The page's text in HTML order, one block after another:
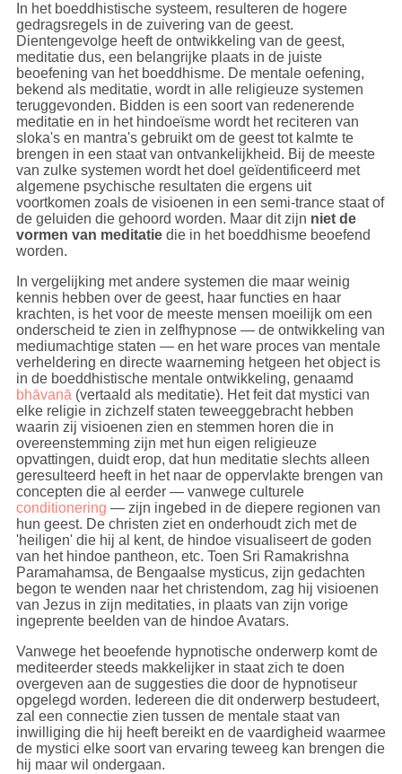
In het boeddhistische systeem, resulteren de hogere
gedragsregels in de zuivering van de geest.
Dientengevolge heeft de ontwikkeling van de geest,
meditatie dus, een belangrijke plaats in de juiste
beoefening van het boeddhisme. De mentale oefening,
bekend als meditatie, wordt in alle religieuze systemen
teruggevonden. Bidden is een soort van redenerende
meditatie en in het hindoeïsme wordt het reciteren van
sloka's en mantra's gebruikt om de geest tot kalmte te
brengen in een staat van ontvankelijkheid. Bij de meeste
van zulke systemen wordt het doel geïdentificeerd met
algemene psychische resultaten die ergens uit
voortkomen zoals de visioenen in een semi-trance staat of
de geluiden die gehoord worden. Maar dit zijn niet de
vormen van meditatiedie in het boeddhisme beoefend
worden.
In vergelijking met andere systemen die maar weinig
kennis hebben over de geest, haar functies en haar
krachten, is het voor de meeste mensen moeilijk om een
onderscheid te zien in zelfhypnose — de ontwikkeling van
mediumachtige staten — en het ware proces van mentale
verheldering en directe waarneming hetgeen het object is
in de boeddhistische mentale ontwikkeling, genaamd
bhāvanā (vertaald als meditatie). Het feit dat mystici van
elke religie in zichzelf staten teweeggebracht hebben
waarin zij visioenen zien en stemmen horen die in
overeenstemming zijn met hun eigen religieuze
opvattingen, duidt erop, dat hun meditatie slechts alleen
geresulteerd heeft in het naar de oppervlakte brengen van
concepten die al eerder — vanwege culturele
conditionering — zijn ingebed in de diepere regionen van
hun geest. De christen ziet en onderhoudt zich met de
'heiligen' die hij al kent, de hindoe visualiseert de goden
van het hindoe pantheon, etc. Toen Sri Ramakrishna
Paramahamsa, de Bengaalse mysticus, zijn gedachten
begon te wenden naar het christendom, zag hij visioenen
van Jezus in zijn meditaties, in plaats van zijn vorige
ingeprente beelden van de hindoe Avatars.
Vanwege het beoefende hypnotische onderwerp komt de
mediteerder steeds makkelijker in staat zich te doen
overgeven aan de suggesties die door de hypnotiseur
opgelegd worden. Iedereen die dit onderwerp bestudeert,
zal een connectie zien tussen de mentale staat van
inwilliging die hij heeft bereikt en de vaardigheid waarmee
de mystici elke soort van ervaring teweeg kan brengen die
hij maar wil ondergaan.